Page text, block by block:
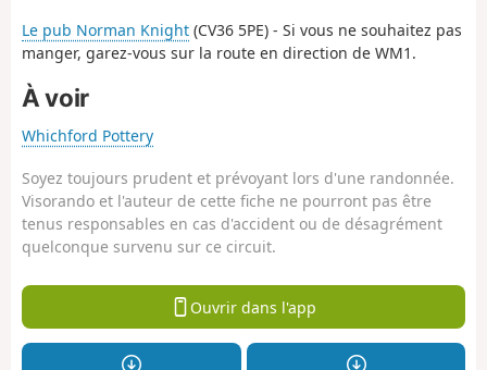
Le pub Norman Knight (CV36 5PE) - Si vous ne souhaitez pas
manger, garez-vous sur la route en direction de WM1.
À voir
Whichford Pottery
Soyez toujours prudent et prévoyant lors d'une randonnée.
Visorando et l'auteur de cette fiche ne pourront pas être
tenus responsables en cas d'accident ou de désagrément
quelconque survenu sur ce circuit.
Ouvrir dans l'app